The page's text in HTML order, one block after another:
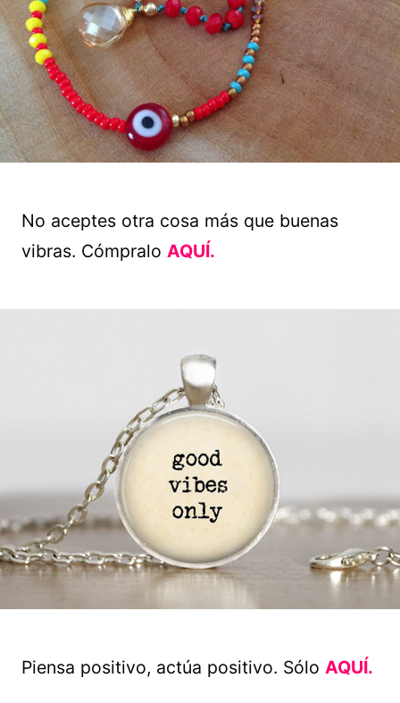
No aceptes otra cosa más que buenas
vibras. Cómpralo AQUÍ.
Piensa positivo, actúa positivo. Sólo AQUÍ.